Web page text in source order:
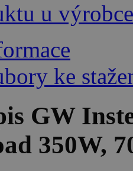
u výrobce
ke
GW
350W,